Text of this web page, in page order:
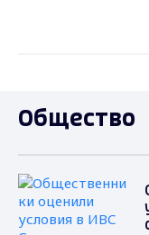
Общество